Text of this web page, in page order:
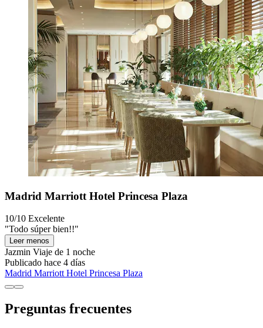
Madrid Marriott Hotel Princesa Plaza
10/10 Excelente
"Todo súper bien!!"
Leer menos
Jazmin Viaje de 1 noche
Publicado hace 4 días
Madrid Marriott Hotel Princesa Plaza
Preguntas frecuentes